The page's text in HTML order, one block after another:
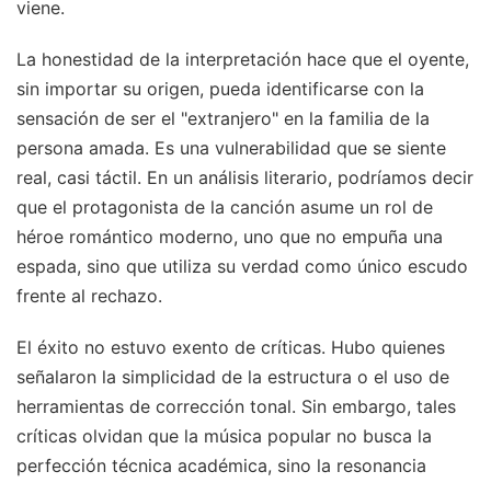
viene.
La honestidad de la interpretación hace que el oyente,
sin importar su origen, pueda identificarse con la
sensación de ser el "extranjero" en la familia de la
persona amada. Es una vulnerabilidad que se siente
real, casi táctil. En un análisis literario, podríamos decir
que el protagonista de la canción asume un rol de
héroe romántico moderno, uno que no empuña una
espada, sino que utiliza su verdad como único escudo
frente al rechazo.
El éxito no estuvo exento de críticas. Hubo quienes
señalaron la simplicidad de la estructura o el uso de
herramientas de corrección tonal. Sin embargo, tales
críticas olvidan que la música popular no busca la
perfección técnica académica, sino la resonancia